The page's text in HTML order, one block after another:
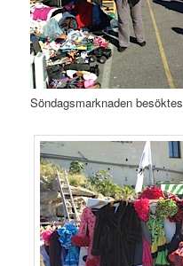
Söndagsmarknaden besöktes